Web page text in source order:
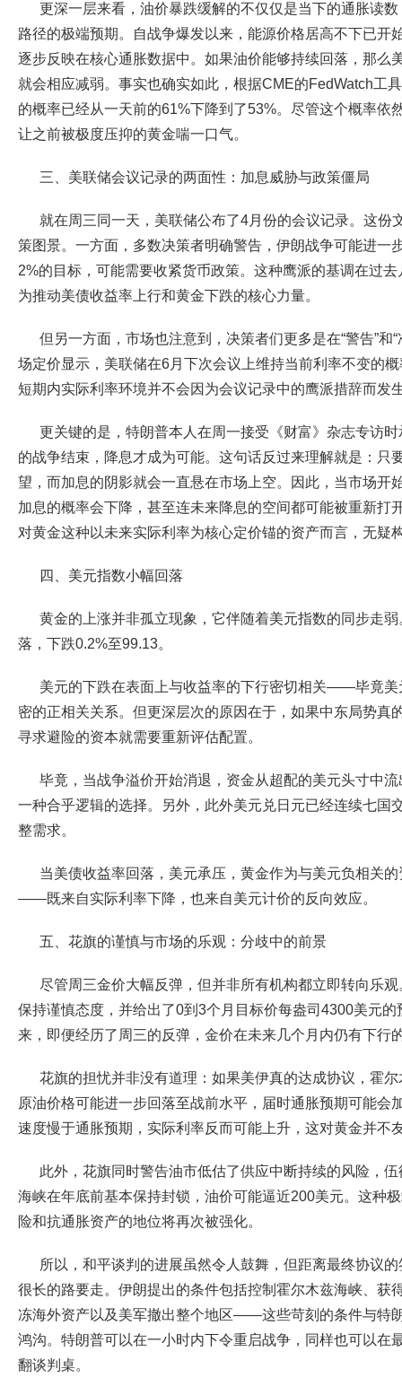
更深一层来看，油价暴跌缓解的不仅仅是当下的通胀读
路径的极端预期。自战争爆发以来，能源价格居高不下已开
逐步反映在核心通胀数据中。如果油价能够持续回落，那么
就会相应减弱。事实也确实如此，根据CME的FedWatch工
的概率已经从一天前的61%下降到了53%。尽管这个概率依
让之前被极度压抑的黄金喘一口气。
三、美联储会议记录的两面性：加息威胁与政策僵局
就在周三同一天，美联储公布了4月份的会议记录。这份
策图景。一方面，多数决策者明确警告，伊朗战争可能进一
2%的目标，可能需要收紧货币政策。这种鹰派的基调在过
为推动美债收益率上行和黄金下跌的核心力量。
但另一方面，市场也注意到，决策者们更多是在“警告”和
场定价显示，美联储在6月下次会议上维持当前利率不变的
短期内实际利率环境并不会因为会议记录中的鹰派措辞而发
更关键的是，特朗普本人在周一接受《财富》杂志专访
的战争结束，降息才成为可能。这句话反过来理解就是：只
望，而加息的阴影就会一直悬在市场上空。因此，当市场开
加息的概率会下降，甚至连未来降息的空间都可能被重新打
对黄金这种以未来实际利率为核心定价锚的资产而言，无疑
四、美元指数小幅回落
黄金的上涨并非孤立现象，它伴随着美元指数的同步走
落，下跌0.2%至99.13。
美元的下跌在表面上与收益率的下行密切相关——毕竟美
密的正相关关系。但更深层次的原因在于，如果中东局势真
寻求避险的资本就需要重新评估配置。
毕竟，当战争溢价开始消退，资金从超配的美元头寸中
一种合乎逻辑的选择。另外，此外美元兑日元已经连续七国
整需求。
当美债收益率回落，美元承压，黄金作为与美元负相关
——既来自实际利率下降，也来自美元计价的反向效应。
五、花旗的谨慎与市场的乐观：分歧中的前景
尽管周三金价大幅反弹，但并非所有机构都立即转向乐
保持谨慎态度，并给出了0到3个月目标价每盎司4300美元
来，即便经历了周三的反弹，金价在未来几个月内仍有下行
花旗的担忧并非没有道理：如果美伊真的达成协议，霍
原油价格可能进一步回落至战前水平，届时通胀预期可能会
速度慢于通胀预期，实际利率反而可能上升，这对黄金并不
此外，花旗同时警告油市低估了供应中断持续的风险，
海峡在年底前基本保持封锁，油价可能逼近200美元。这种
险和抗通胀资产的地位将再次被强化。
所以，和平谈判的进展虽然令人鼓舞，但距离最终协议
很长的路要走。伊朗提出的条件包括控制霍尔木兹海峡、获
冻海外资产以及美军撤出整个地区——这些苛刻的条件与特
鸿沟。特朗普可以在一小时内下令重启战争，同样也可以在
翻谈判桌。